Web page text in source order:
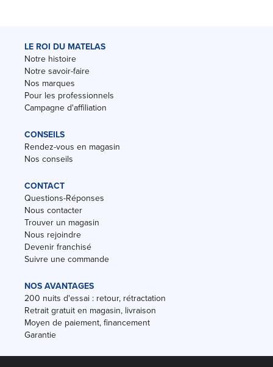
LE ROI DU MATELAS
Notre histoire
Notre savoir-faire
Nos marques
Pour les professionnels
Campagne d'affiliation
CONSEILS
Rendez-vous en magasin
Nos conseils
CONTACT
Questions-Réponses
Nous contacter
Trouver un magasin
Nous rejoindre
Devenir franchisé
Suivre une commande
NOS AVANTAGES
200 nuits d'essai : retour, rétractation
Retrait gratuit en magasin, livraison
Moyen de paiement, financement
Garantie